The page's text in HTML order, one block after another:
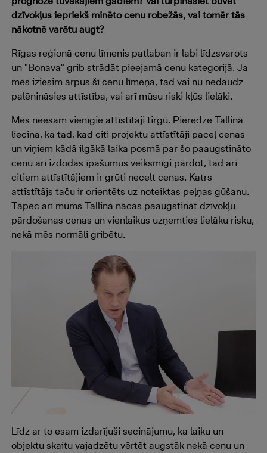
dzīvokļus iepriekš minēto cenu robežās, vai tomēr tās
nākotnē varētu augt?
Rīgas reģionā cenu līmenis patlaban ir labi līdzsvarots
un "Bonava" grib strādāt pieejamā cenu kategorijā. Ja
mēs iziesim ārpus šī cenu līmeņa, tad vai nu nedaudz
palēnināsies attīstība, vai arī mūsu riski kļūs lielāki.
Mēs neesam vienīgie attīstītāji tirgū. Pieredze Tallinā
liecina, ka tad, kad citi projektu attīstītāji paceļ cenas
un viņiem kādā ilgākā laika posmā par šo paaugstināto
cenu arī izdodas īpašumus veiksmīgi pārdot, tad arī
citiem attīstītājiem ir grūti necelt cenas. Katrs
attīstītājs taču ir orientēts uz noteiktas peļņas gūšanu.
Tāpēc arī mums Tallinā nācās paaugstināt dzīvokļu
pārdošanas cenas un vienlaikus uzņemties lielāku risku,
nekā mēs normāli gribētu.
Līdz ar to esam izdarījuši secinājumu, ka laiku un
objektu skaitu vajadzētu vērtēt augstāk nekā cenu un